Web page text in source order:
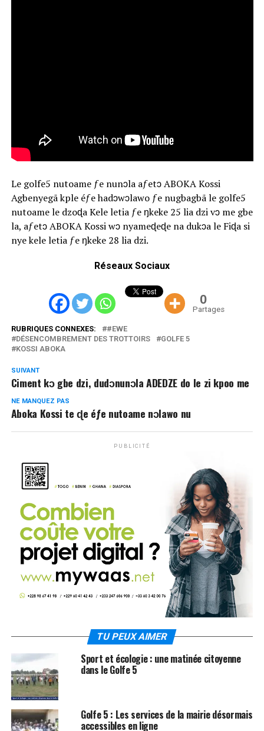
Le golfe5 nutoame ƒe nunɔla aƒetɔ ABOKA Kossi
Agbenyegã kple éƒe hadɔwɔlawo ƒe nugbagbã le golfe5
nutoame le dzoɖa Kele letia ƒe ŋkeke 25 lia dzi vɔ me gbe
la, aƒetɔ ABOKA Kossi wɔ nyameɖeɖe na dukɔa le Fiɖa si
nye kele letia ƒe ŋkeke 28 lia dzi.
Réseaux Sociaux
0
Partages
RUBRIQUES CONNEXES:
#EWE
DÉSENCOMBREMENT DES TROTTOIRS
GOLFE 5
KOSSI ABOKA
SUIVANT
Ciment kɔ gbe dzi, dudɔnunɔla ADEDZE do le zi kpoo me
NE MANQUEZ PAS
Aboka Kossi te ɖe éƒe nutoame nɔlawo nu
PUBLICITÉ
TU PEUX AIMER
Sport et écologie : une matinée citoyenne
dans le Golfe 5
Golfe 5 : Les services de la mairie désormais
accessibles en ligne